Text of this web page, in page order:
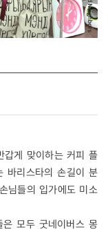
갑게 맞이하는 커피 플
바리스타의 손길이 분
님들의 입가에도 미소
모두 굿네이버스 몽